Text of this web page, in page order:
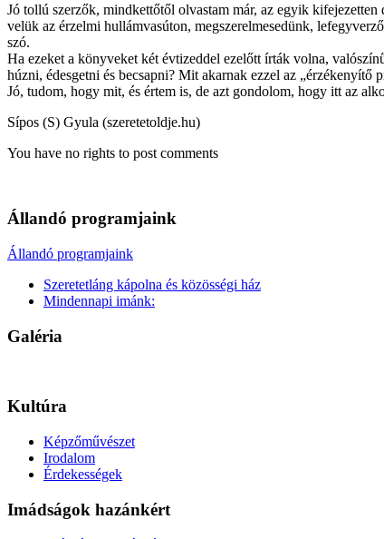
Jó tollú szerzők, mindkettőtől olvastam már, az egyik
velük az érzelmi hullámvasúton, megszerelmesedünk,
szó.
Ha ezeket a könyveket két évtizeddel ezelőtt írták volna,
húzni, édesgetni és becsapni? Mit akarnak ezzel az „érzékenyítő
Jó, tudom, hogy mit, és értem is, de azt gondolom, hogy itt az
Sípos (S) Gyula (szeretetoldje.hu)
You have no rights to post comments
Állandó programjaink
Állandó programjaink
Szeretetláng kápolna és közösségi ház
Mindennapi imánk:
Galéria
Kultúra
Képzőművészet
Irodalom
Érdekességek
Imádságok hazánkért